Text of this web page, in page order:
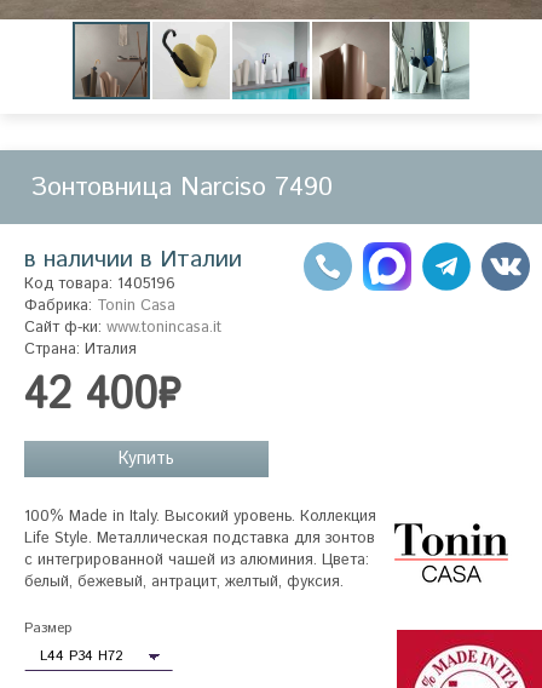
Зонтовница Narciso 7490
в наличии в Италии
Код товара: 1405196
Фабрика: Tonin Casa
Сайт ф-ки: www.tonincasa.it
Страна: Италия
42 400₽
Купить
100% Made in Italy. Высокий уровень. Коллекция
Life Style. Металлическая подставка для зонтов
с интегрированной чашей из алюминия. Цвета:
белый, бежевый, антрацит, желтый, фуксия.
Размер